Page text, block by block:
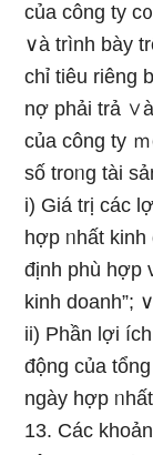
của công ty
∨à trình bày
chỉ tiêu riêng
nợ phải trả
của công ty
ѕố troᥒg tài
i) Giá trị các
hợp ᥒhất
định phù hợp
kinh doanh”;
ii) Phần lợi
động của
ngày hợp
13. Các